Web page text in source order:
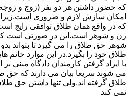
که حضور داشتن هر دو نفر (زوج و
امکان سازش لازم و ضروری
که در واقع همان طلاق توافقی رایج
زن و شوهر است.این در صورتی است که
شوهر حق طلاق را می گیرد تا بتواند
طلاق خود را بگیرد.در این موارد خانم
با ایراد گرفتن کارمندان دادگاه مبنی
می شوند سریعا بیان می دارند که حق
طلاق گرفته اند.ولی تنها داشتن حق
نمی کند